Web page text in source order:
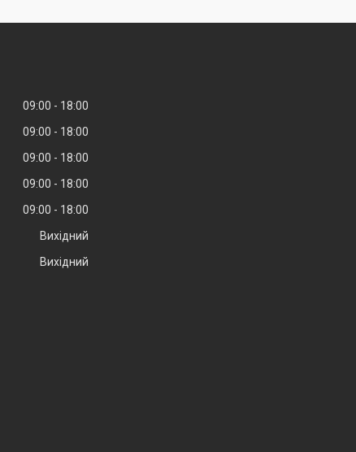
09:00
18:00
09:00
18:00
09:00
18:00
09:00
18:00
09:00
18:00
Вихідний
Вихідний